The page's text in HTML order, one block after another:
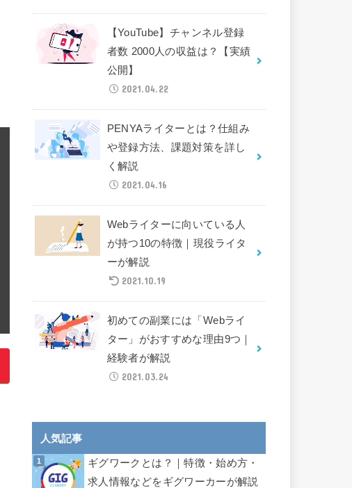
【YouTube】チャンネル登録
者数 2000人の収益は？【実績
公開】
2021.04.22
PENYAライターとは？仕組み
や登録方法、課題対策を詳し
く解説
2021.04.16
Webライターに向いている人
が持つ10の特徴｜現役ライタ
ーが解説
2021.10.19
初めての副業には「Webライ
ター」がおすすめな理由9つ｜
経験者が解説
2021.03.24
人気記事
ギグワークとは？｜特徴・始め方・
求人情報などをギグワーカーが解説